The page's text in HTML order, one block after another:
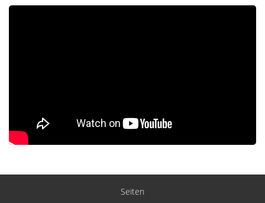
Seiten